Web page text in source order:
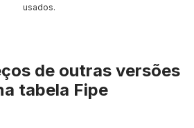
usados.
de outras versões
tabela Fipe